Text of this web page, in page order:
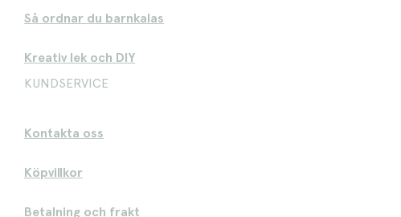
Så ordnar du barnkalas
Kreativ lek och DIY
KUNDSERVICE
Kontakta oss
Köpvillkor
Betalning och frakt